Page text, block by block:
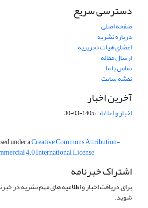
دسترسی سریع
صفحه اصلی
درباره نشریه
اعضای هیات تحریریه
ارسال مقاله
تماس با ما
نقشه سایت
آخرین اخبار
اخبار و اعلانات1405-03-30
under aCreative Commons Attribution-
4.0 International License
اشتراک خبرنامه
برای دریافت اخبار و اطلاعیه های مهم نشریه در
شوید.